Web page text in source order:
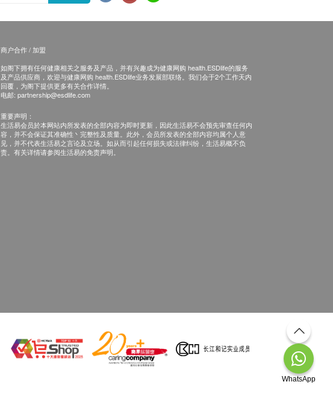
商户合作 / 加盟
如阁下拥有任何健康相关之服务及产品，并有兴趣成为健康网购 health.ESDlife的服务
及产品供应商，欢迎与健康网购 health.ESDlife业务发展部联络。我们会于2个工作天内
回覆，为阁下提供更多有关合作详情。
电邮: partnership@esdlife.com
重要声明：
生活易会员於本网站内所发表的全部内容为即时更新，因此生活易不会预先审查任何内
容，并不会保证其准确性丶完整性及质量。此外，会员所发表的全部内容均属个人意
见，并不代表生活易之言论及立场。如从而引起任何损失或法律纠纷，生活易概不负
责。有关详情请参阅生活易的免责声明。
WhatsApp